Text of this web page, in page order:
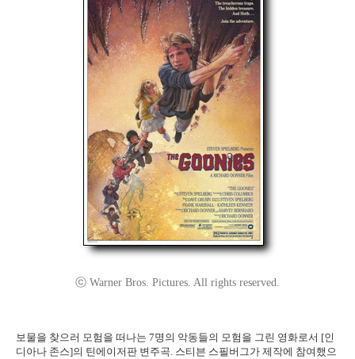
ⓒ Warner Bros. Pictures. All rights reserved.
보물을 찾으러 모험을 떠나는 7명의 악동들의 모험을 그린 영화로서 [인
디아나 존스]의 틴에이저판 변주곡. 스티븐 스필버그가 제작에 참여했으